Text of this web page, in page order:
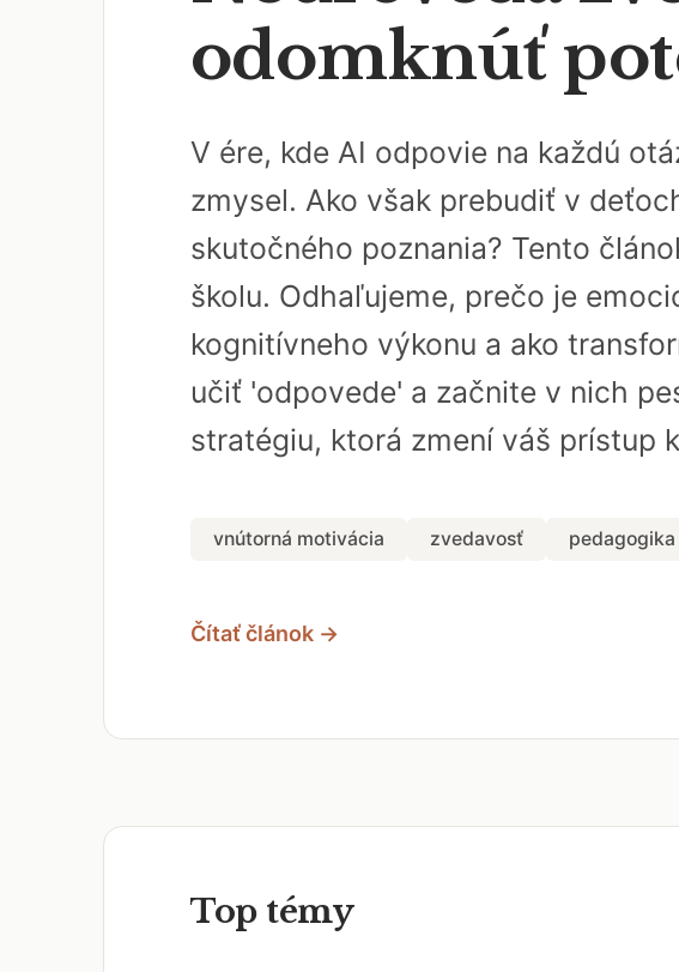
odomknúť
V ére, kde AI odpovie na každú
zmysel. Ako však prebudiť v
skutočného poznania? Tento
školu. Odhaľujeme, prečo je
kognitívneho výkonu a ako
učiť 'odpovede' a začnite v nich
stratégiu, ktorá zmení váš prístup
vnútorná motivácia zvedavosť pedagogika
Čítať článok →
Top témy